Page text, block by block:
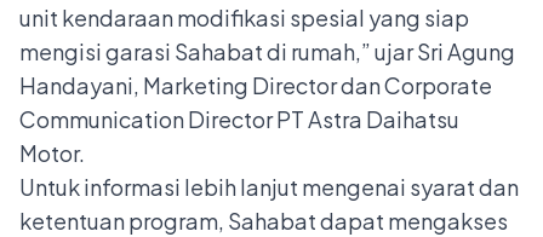
unit kendaraan modifikasi spesial yang siap
mengisi garasi Sahabat di rumah,” ujar Sri Agung
Handayani, Marketing Director dan Corporate
Communication Director PT Astra Daihatsu
Motor.
Untuk informasi lebih lanjut mengenai syarat dan
ketentuan program, Sahabat dapat mengakses